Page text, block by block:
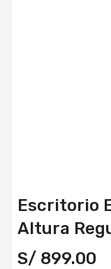
Escritorio
Altura
S/ 899.00